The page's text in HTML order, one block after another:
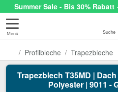
Summer Sale - Bis 30%
Menü Suche
Profilbleche Trapezbleche
Trapezblech T35MD |
Polyester | 9011 -